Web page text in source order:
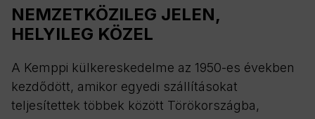
NEMZETKÖZILEG JELEN,
HELYILEG KÖZEL
A Kemppi külkereskedelme az 1950-es években
kezdődött, amikor egyedi szállításokat
teljesítettek többek között Törökországba,